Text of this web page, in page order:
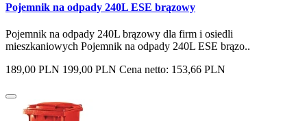
Pojemnik na odpady 240L ESE brązowy
Pojemnik na odpady 240L brązowy dla firm i osiedli
mieszkaniowych Pojemnik na odpady 240L ESE brązo..
189,00 PLN 199,00 PLN Cena netto: 153,66 PLN